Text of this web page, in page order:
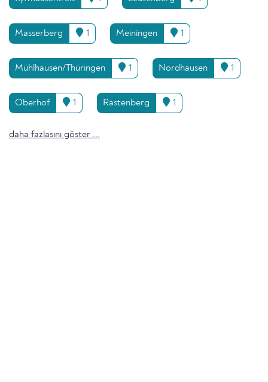
Masserberg 1 Meiningen 1
Mühlhausen/Thüringen 1 Nordhausen 1
Oberhof 1 Rastenberg 1
daha fazlasını göster ...